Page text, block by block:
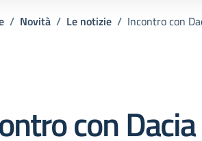
di pane
/ Novità / Le notizie / Incontro con
con